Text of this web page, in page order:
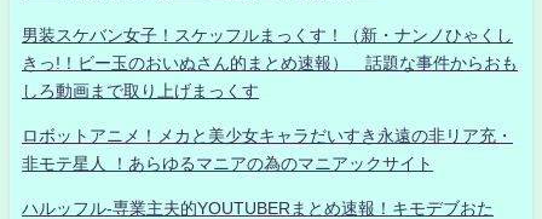
男装スケバン女子！スケッフルまっくす！（新・ナンノひゃくし
きっ!！ビー玉のおいぬさん的まとめ速報） 話題な事件からおも
しろ動画まで取り上げまっくす
ロボットアニメ！メカと美少女キャラだいすき永遠の非リア充・
非モテ星人 ！あらゆるマニアの為のマニアックサイト
ハルッフル-専業主夫的YOUTUBERまとめ速報！キモデブおた